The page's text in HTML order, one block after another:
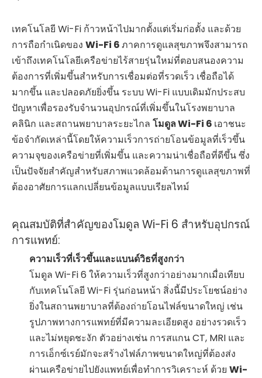
เทคโนโลยี Wi-Fi ก้าวหน้าไปมากตั้งแต่เริ่มก่อตั้ง และด้วย
การถือกำเนิดของ Wi-Fi 6ภาคการดูแลสุขภาพจึงสามารถ
เข้าถึงเทคโนโลยีเครือข่ายไร้สายรุ่นใหม่ที่ตอบสนองความ
ต้องการที่เพิ่มขึ้นสำหรับการเชื่อมต่อที่รวดเร็ว เชื่อถือได้
มากขึ้น และปลอดภัยยิ่งขึ้น ระบบ Wi-Fi แบบเดิมมักประสบ
ปัญหาเพื่อรองรับจำนวนอุปกรณ์ที่เพิ่มขึ้นในโรงพยาบาล
คลินิก และสถานพยาบาลระยะไกล โมดูล Wi-Fi 6 เอาชนะ
ข้อจำกัดเหล่านี้โดยให้ความเร็วการถ่ายโอนข้อมูลที่เร็วขึ้น
ความจุของเครือข่ายที่เพิ่มขึ้น และความน่าเชื่อถือที่ดีขึ้น ซึ่ง
เป็นปัจจัยสำคัญสำหรับสภาพแวดล้อมด้านการดูแลสุขภาพที่
ต้องอาศัยการแลกเปลี่ยนข้อมูลแบบเรียลไทม์
คุณสมบัติที่สำคัญของโมดูล Wi-Fi 6 สำหรับอุปกรณ์
การแพทย์:
ความเร็วที่เร็วขึ้นและแบนด์วิธที่สูงกว่า
โมดูล Wi-Fi 6 ให้ความเร็วที่สูงกว่าอย่างมากเมื่อเทียบ
กับเทคโนโลยี Wi-Fi รุ่นก่อนหน้า สิ่งนี้มีประโยชน์อย่าง
ยิ่งในสถานพยาบาลที่ต้องถ่ายโอนไฟล์ขนาดใหญ่ เช่น
รูปภาพทางการแพทย์ที่มีความละเอียดสูง อย่างรวดเร็ว
และไม่หยุดชะงัก ตัวอย่างเช่น การสแกน CT, MRI และ
การเอ็กซ์เรย์มักจะสร้างไฟล์ภาพขนาดใหญ่ที่ต้องส่ง
ผ่านเครือข่ายไปยังแพทย์เพื่อทำการวิเคราะห์ ด้วย Wi-